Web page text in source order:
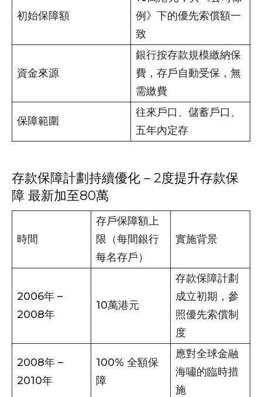
初始保障額
例》下的優先索償額一
致
資金來源
銀行按存款規模繳納保
費，存戶自動受保，無
需繳費
保障範圍
往來戶口、儲蓄戶口、
五年內定存
存款保障計劃持續優化 – 2度提升存款保
障 最新加至80萬
時間
存戶保障額上
限（每間銀行
每名存戶）
實施背景
2006年 –
2008年
10萬港元
存款保障計劃
成立初期，參
照優先索償制
度
2008年 –
2010年
100% 全額保
障
應對全球金融
海嘯的臨時措
施